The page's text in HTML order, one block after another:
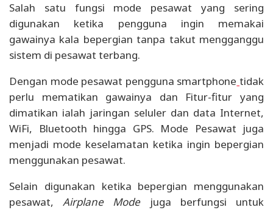
Salah satu fungsi mode pesawat yang sering
digunakan ketika pengguna ingin memakai
gawainya kala bepergian tanpa takut mengganggu
sistem di pesawat terbang.
Dengan mode pesawat pengguna smartphone tidak
perlu mematikan gawainya dan Fitur-fitur yang
dimatikan ialah jaringan seluler dan data Internet,
WiFi, Bluetooth hingga GPS. Mode Pesawat juga
menjadi mode keselamatan ketika ingin bepergian
menggunakan pesawat.
Selain digunakan ketika bepergian menggunakan
pesawat,Airplane Mode
juga berfungsi untuk